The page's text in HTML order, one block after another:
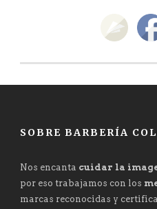
SOBRE BARBERÍA
Nos encanta cuidar la
por eso trabajamos con los
marcas reconocidas y